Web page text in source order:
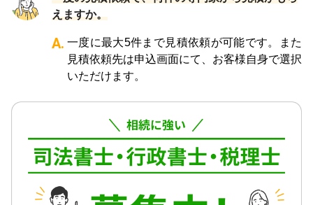
く対応が可能ですので、どちらのエリアでも大
丈夫です。
えますか。
A. 一度に最大5件まで見積依頼が可能です。また
見積依頼先は申込画面にて、お客様自身で選択
いただけます。